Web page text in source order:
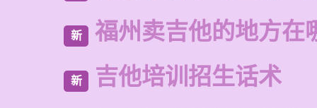
新 福州卖吉他的地方在
新 吉他培训招生话术